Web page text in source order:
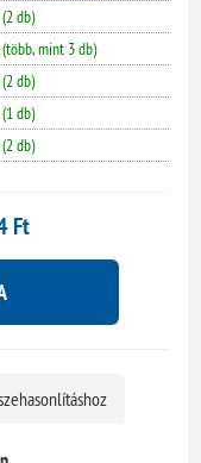
db)
mint 3 db)
db)
db)
db)
Ft